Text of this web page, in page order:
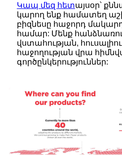
Կապ մեզ հետայսօր՝
կարող ենք համատեղ
բիզնեսը հաջորդ
համար: Մենք հանձնառու
վստահության,
հաջողության վրա
գործընկերություններ: